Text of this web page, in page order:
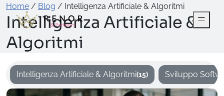
Home / Blog / Intelligenza Artificiale & Algoritmi
Intelligenza Artificiale &
Algoritmi
Intelligenza Artificiale & Algoritmi(15) Sviluppo